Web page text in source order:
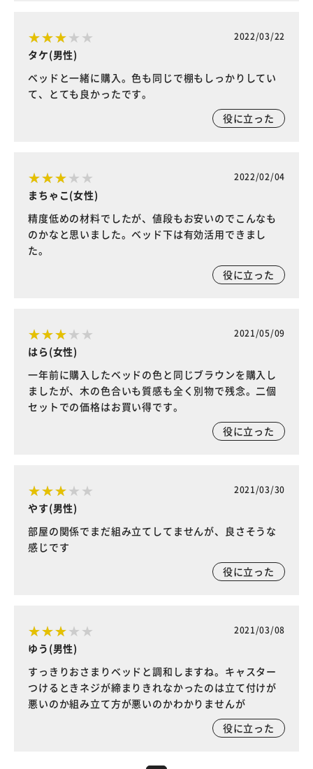
2022/03/22
タケ(男性)
ベッドと一緒に購入。色も同じで棚もしっかりしてい
て、とても良かったです。
役に立った
2022/02/04
まちゃこ(女性)
精度低めの材料でしたが、値段もお安いのでこんなも
のかなと思いました。ベッド下は有効活用できまし
た。
役に立った
2021/05/09
はら(女性)
一年前に購入したベッドの色と同じブラウンを購入し
ましたが、木の色合いも質感も全く別物で残念。二個
セットでの価格はお買い得です。
役に立った
2021/03/30
やす(男性)
部屋の関係でまだ組み立てしてませんが、良さそうな
感じです
役に立った
2021/03/08
ゆう(男性)
すっきりおさまりベッドと調和しますね。キャスター
つけるときネジが締まりきれなかったのは立て付けが
悪いのか組み立て方が悪いのかわかりませんが
役に立った